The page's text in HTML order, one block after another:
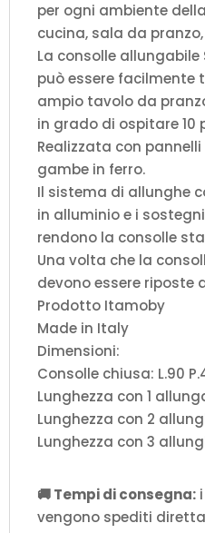
per ogni ambiente
cucina, sala da
La consolle allungabile
può essere facilmente
ampio tavolo da
in grado di ospitare 10
Realizzata con
gambe in ferro.
Il sistema di allunghe
in alluminio e i
rendono la consolle
Una volta che la
devono essere riposte
Prodotto Itamoby
Made in Italy
Dimensioni:
Consolle chiusa: L.90
Lunghezza con 1
Lunghezza con 2
Lunghezza con 3
🚚 Tempi di consegna:
vengono spediti